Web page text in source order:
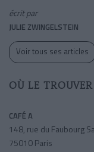
écrit par
JULIE ZWINGELSTEIN
Voir tous ses articles
OÙ LE
CAFÉ A
148, rue du Faubourg
75010 Paris